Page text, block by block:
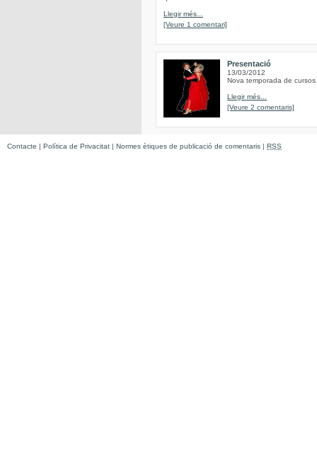
Llegir més...
[Veure 1 comentari]
Presentació
13/03/2012
Nova temporada de
Llegir més...
[Veure 2 comentaris]
Contacte | Política de Privacitat | Normes ètiques de publicació de comentaris | RSS